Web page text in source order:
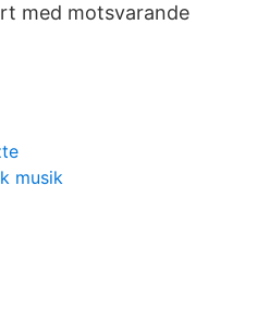
med motsvarande
musik